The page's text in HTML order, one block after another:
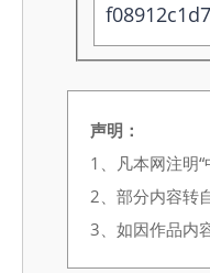
声明：
1、凡本网注明
2、部分内容转
3、如因作品内